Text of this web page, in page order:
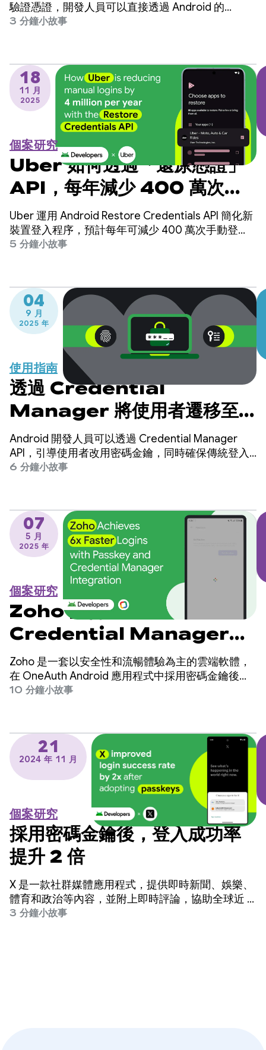
驗證憑證，開發人員可以直接透過 Android 的
Credential Manager Digital Credential API 擷取這
3 分鐘小故事
18
11 月
2025
個案研究
Uber 如何透過「還原憑證」
API，每年減少 400 萬次手
動登入次數
Uber 運用 Android Restore Credentials API 簡化新
裝置登入程序，預計每年可減少 400 萬次手動登
入，並提高使用者留存率。
5 分鐘小故事
04
9 月
2025 年
使用指南
透過 Credential
Manager 將使用者遷移至密
碼金鑰的最佳做法
Android 開發人員可以透過 Credential Manager
API，引導使用者改用密碼金鑰，同時確保傳統登入
機制 (例如密碼) 仍可正常運作。
6 分鐘小故事
07
5 月
2025 年
個案研究
Zoho 整合密碼金鑰和
Credential Manager
後，登入速度提升 6 倍
Zoho 是一套以安全性和流暢體驗為主的雲端軟體，
在 OneAuth Android 應用程式中採用密碼金鑰後，
成效大幅提升。
10 分鐘小故事
21
2024 年 11 月
個案研究
採用密碼金鑰後，登入成功率
提升 2 倍
X 是一款社群媒體應用程式，提供即時新聞、娛樂、
體育和政治等內容，並附上即時評論，協助全球近 5
億名使用者掌握完整資訊。
3 分鐘小故事